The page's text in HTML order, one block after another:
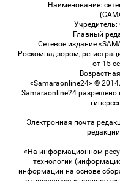
Наименование:
Учредитель:
Главный
Сетевое издание
Роскомнадзором,
от 15
«Samaraonline24» ©
Samaraonline24 разрешено
Электронная почта
«На информационном
технологии
информации на основе